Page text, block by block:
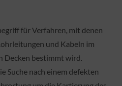
für Verfahren, mit denen
und Kabeln im
Decken bestimmt wird.
Suche nach einem defekten